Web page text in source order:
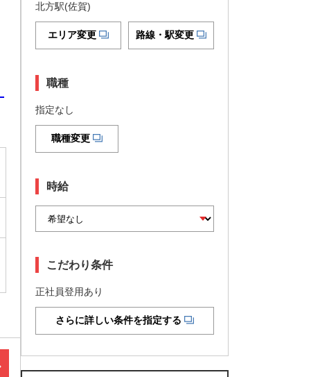
北方駅(佐賀)
エリア変更 路線・駅変更
職種
指定なし
職種変更
時給
こだわり条件
正社員登用あり
さらに詳しい条件を指定する